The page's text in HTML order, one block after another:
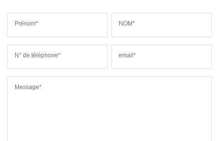
Prénom* NOM*
N° de téléphone* email*
Message*